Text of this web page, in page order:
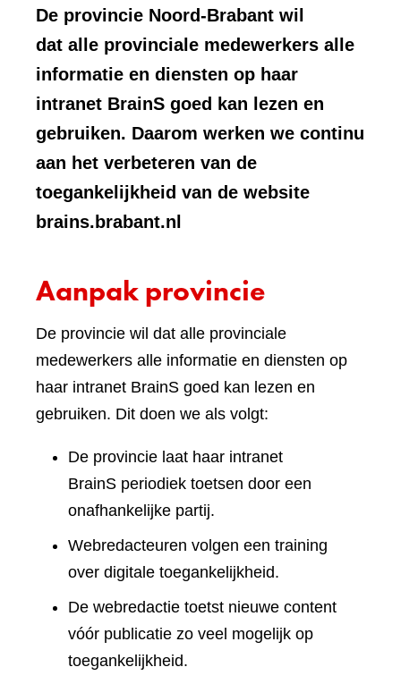
De provincie Noord-Brabant wil
dat alle provinciale medewerkers alle
informatie en diensten op haar
intranet BrainS goed kan lezen en
gebruiken. Daarom werken we continu
aan het verbeteren van de
toegankelijkheid van de website
brains.brabant.nl
Aanpak provincie
De provincie wil dat alle provinciale
medewerkers alle informatie en diensten op
haar intranet BrainS goed kan lezen en
gebruiken. Dit doen we als volgt:
De provincie laat haar intranet
BrainS periodiek toetsen door een
onafhankelijke partij.
Webredacteuren volgen een training
over digitale toegankelijkheid.
De webredactie toetst nieuwe content
vóór publicatie zo veel mogelijk op
toegankelijkheid.